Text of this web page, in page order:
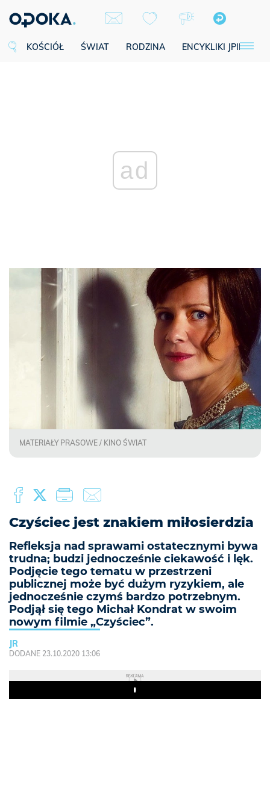
KOŚCIÓŁ ŚWIAT RODZINA ENCYKLIKI JPII
ad
MATERIAŁY PRASOWE / KINO ŚWIAT
Czyściec jest znakiem miłosierdzia
Refleksja nad sprawami ostatecznymi bywa
trudna; budzi jednocześnie ciekawość i lęk.
Podjęcie tego tematu w przestrzeni
publicznej może być dużym ryzykiem, ale
jednocześnie czymś bardzo potrzebnym.
Podjął się tego Michał Kondrat w swoim
nowym filmie „Czyściec”.
JR
DODANE 23.10.2020 13:06
REKLAMA
Play